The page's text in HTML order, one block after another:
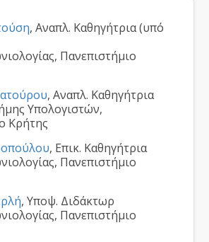
, Αναπλ. Καθηγήτρια (υπό
Πανεπιστήμιο
, Αναπλ. Καθηγήτρια
Υπολογιστών,
Κρήτης
, Επικ. Καθηγήτρια
Πανεπιστήμιο
, Υποψ. Διδάκτωρ
Πανεπιστήμιο